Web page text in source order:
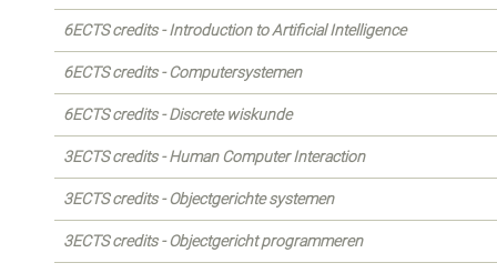
6ECTS credits - Introduction to Artificial Intelligence
6ECTS credits - Computersystemen
6ECTS credits - Discrete wiskunde
3ECTS credits - Human Computer Interaction
3ECTS credits - Objectgerichte systemen
3ECTS credits - Objectgericht programmeren